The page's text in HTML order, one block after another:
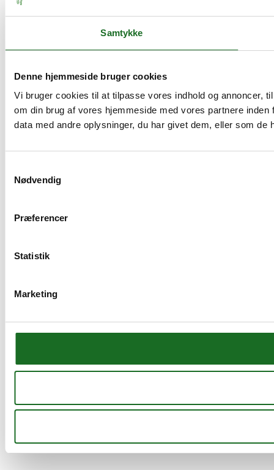
Samtykke
Denne hjemmeside bruger cookies
Vi bruger cookies til at tilpasse vores indhold og annoncer,
om din brug af vores hjemmeside med vores partnere
data med andre oplysninger, du har givet dem, eller som de
Nødvendig
Præferencer
Statistik
Marketing